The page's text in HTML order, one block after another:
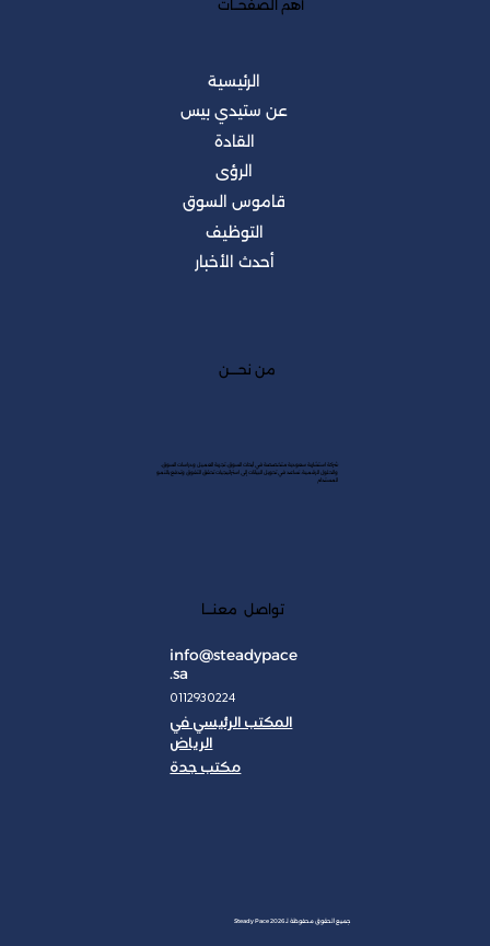
تواصل معنـــا
info@steadypace
.sa
0112930224
المكتب الرئيسي في
الرياض
مكتب جدة
من نحــــن
شركة استشارية سعودية متخصصة في أبحاث السوق، تجربة العميل ودراسات السوق،
والحلول الرقمية. نساعد في تحويل البيانات إلى استراتيجيات تحقق التفوق وتدفع بالنمو
المستدام
أهم الصفحــات
الرئيسية
عن ستيدي بيس
القادة
الرؤى
قاموس السوق
التوظيف
أحدث الأخبار
جميع الحقوق محفوظة لـ Steady Pace 2026